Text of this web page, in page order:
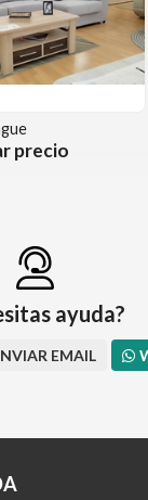
precio
ayuda?
EMAIL